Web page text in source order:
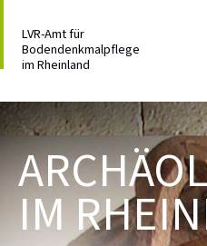
LVR-Amt für
Bodendenkmalpflege
im Rheinland
IM